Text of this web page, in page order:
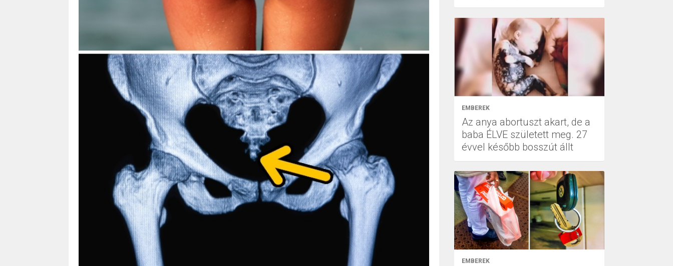
EMBEREK
Az anya abortuszt akart, de a
baba ÉLVE született meg. 27
évvel később bosszút állt
EMBEREK